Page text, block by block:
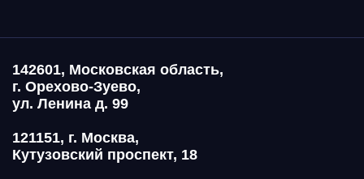
142601, Московская область,
г. Орехово-Зуево,
ул. Ленина д. 99
121151, г. Москва,
Кутузовский проспект, 18